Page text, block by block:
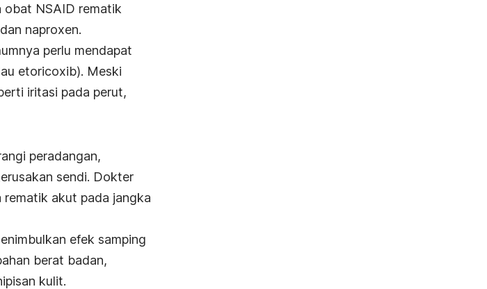
obat NSAID rematik
dan naproxen.
perlu mendapat
etoricoxib). Meski
iritasi pada perut,
peradangan,
sendi. Dokter
rematik akut pada jangka
efek samping
berat badan,
kulit.